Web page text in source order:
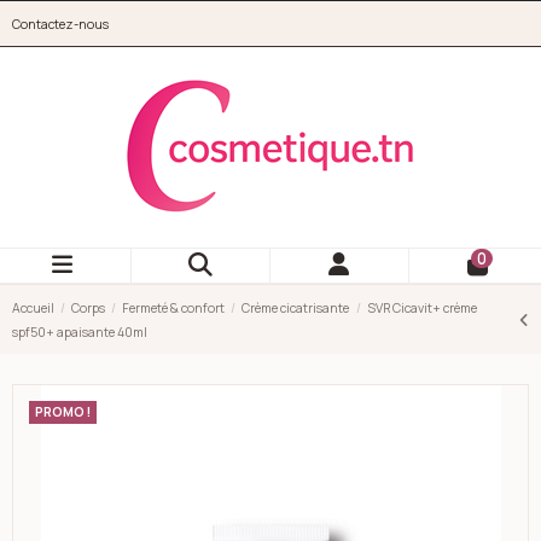
Contactez-nous
0
Accueil Corps Fermeté & confort Crème cicatrisante
SVR Cicavit+ crème
spf50+ apaisante 40ml
PROMO !